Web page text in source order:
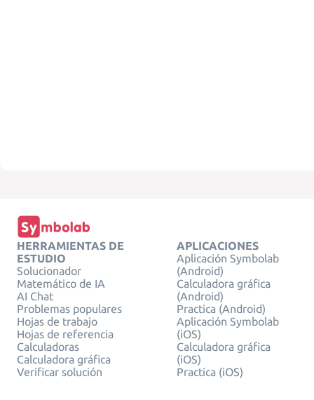
HERRAMIENTAS DE
ESTUDIO
Solucionador
Matemático de IA
AI Chat
Problemas populares
Hojas de trabajo
Hojas de referencia
Calculadoras
Calculadora gráfica
Verificar solución
APLICACIONES
Aplicación Symbolab
(Android)
Calculadora gráfica
(Android)
Practica (Android)
Aplicación Symbolab
(iOS)
Calculadora gráfica
(iOS)
Practica (iOS)